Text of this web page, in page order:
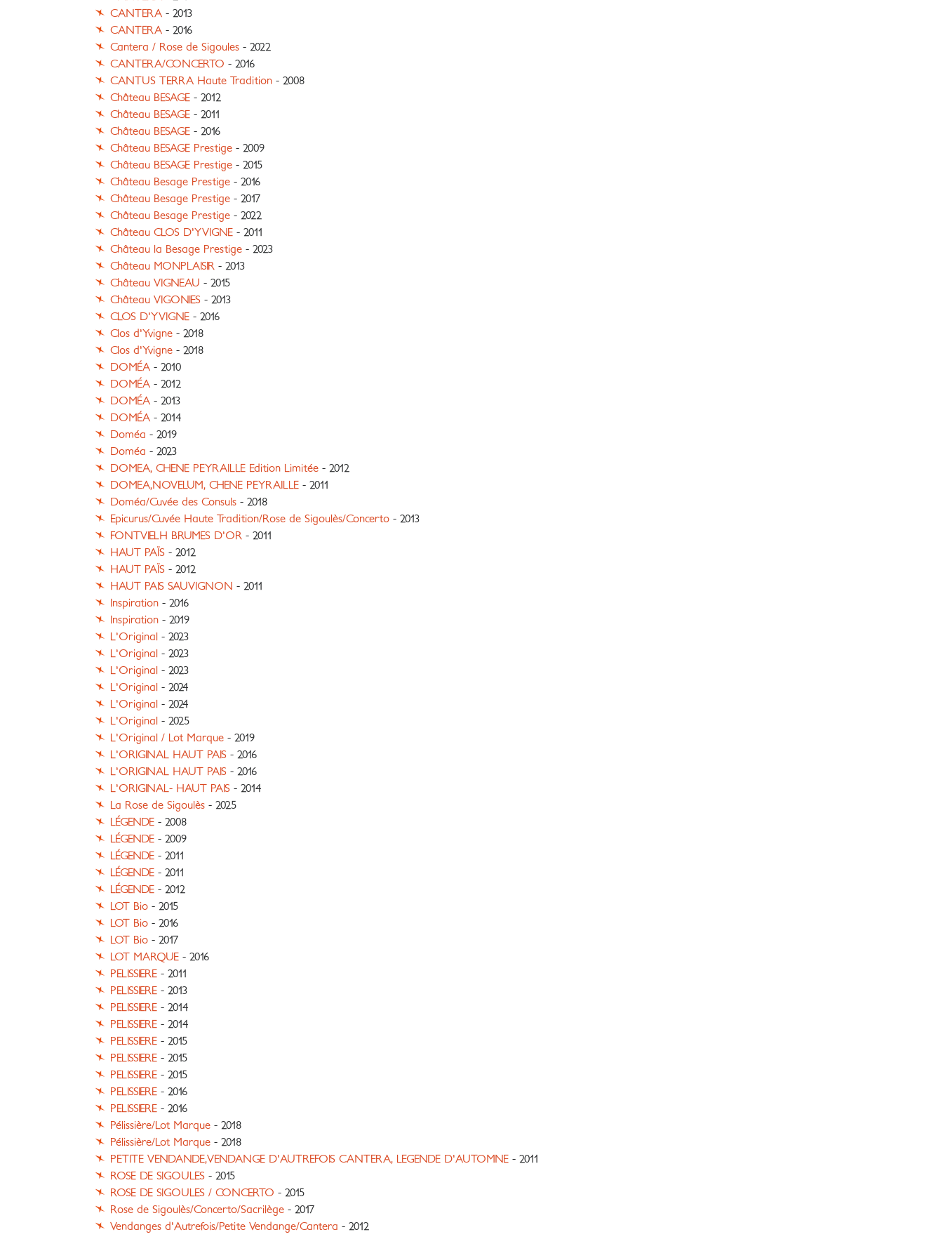
CANTERA - 2013
CANTERA - 2016
Cantera / Rose de Sigoules - 2022
CANTERA/CONCERTO - 2016
CANTUS TERRA Haute Tradition - 2008
Château BESAGE - 2012
Château BESAGE - 2011
Château BESAGE - 2016
Château BESAGE Prestige - 2009
Château BESAGE Prestige - 2015
Château Besage Prestige - 2016
Château Besage Prestige - 2017
Château Besage Prestige - 2022
Château CLOS D'YVIGNE - 2011
Château la Besage Prestige - 2023
Château MONPLAISIR - 2013
Château VIGNEAU - 2015
Château VIGONIES - 2013
CLOS D'YVIGNE - 2016
Clos d'Yvigne - 2018
Clos d'Yvigne - 2018
DOMÉA - 2010
DOMÉA - 2012
DOMÉA - 2013
DOMÉA - 2014
Doméa - 2019
Doméa - 2023
DOMEA, CHENE PEYRAILLE Edition Limitée - 2012
DOMEA,NOVELUM, CHENE PEYRAILLE - 2011
Doméa/Cuvée des Consuls - 2018
Epicurus/Cuvée Haute Tradition/Rose de Sigoulès/Concerto - 2013
FONTVIELH BRUMES D'OR - 2011
HAUT PAÏS - 2012
HAUT PAÏS - 2012
HAUT PAIS SAUVIGNON - 2011
Inspiration - 2016
Inspiration - 2019
L'Original - 2023
L'Original - 2023
L'Original - 2023
L'Original - 2024
L'Original - 2024
L'Original - 2025
L'Original / Lot Marque - 2019
L'ORIGINAL HAUT PAIS - 2016
L'ORIGINAL HAUT PAIS - 2016
L'ORIGINAL- HAUT PAIS - 2014
La Rose de Sigoulès - 2025
LÉGENDE - 2008
LÉGENDE - 2009
LÉGENDE - 2011
LÉGENDE - 2011
LÉGENDE - 2012
LOT Bio - 2015
LOT Bio - 2016
LOT Bio - 2017
LOT MARQUE - 2016
PELISSIERE - 2011
PELISSIERE - 2013
PELISSIERE - 2014
PELISSIERE - 2014
PELISSIERE - 2015
PELISSIERE - 2015
PELISSIERE - 2015
PELISSIERE - 2016
PELISSIERE - 2016
Pélissière/Lot Marque - 2018
Pélissière/Lot Marque - 2018
PETITE VENDANDE,VENDANGE D'AUTREFOIS CANTERA, LEGENDE D'AUTOMNE - 2011
ROSE DE SIGOULES - 2015
ROSE DE SIGOULES / CONCERTO - 2015
Rose de Sigoulès/Concerto/Sacrilège - 2017
Vendanges d'Autrefois/Petite Vendange/Cantera - 2012